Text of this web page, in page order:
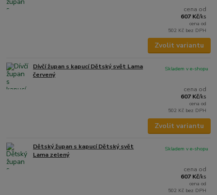
cena od
607 Kč/ks
cena od
502 Kč bez DPH
Zvolit variantu
Dívčí župan s kapucí Dětský svět Lama
červený
cena od
607 Kč/ks
cena od
502 Kč bez DPH
Skladem v e-shopu
Zvolit variantu
Dětský župan s kapucí Dětský svět
Lama zelený
cena od
607 Kč/ks
cena od
502 Kč bez DPH
Skladem v e-shopu